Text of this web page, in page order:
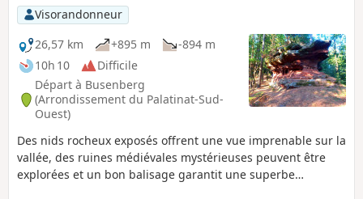
Visorandonneur
26,57 km
+895 m
-894 m
10h 10
Difficile
Départ à Busenberg
(Arrondissement du Palatinat-Sud-
Ouest)
Des nids rocheux exposés offrent une vue imprenable sur la
vallée, des ruines médiévales mystérieuses peuvent être
explorées et un bon balisage garantit une superbe